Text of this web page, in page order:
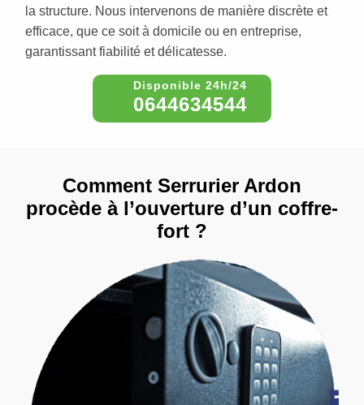
la structure. Nous intervenons de manière discrète et
efficace, que ce soit à domicile ou en entreprise,
garantissant fiabilité et délicatesse.
0644634544
Comment Serrurier Ardon
procède à l’ouverture d’un coffre-
fort ?